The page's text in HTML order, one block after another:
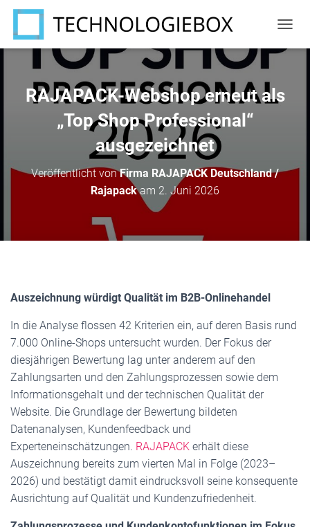
A
A
RAJAPACK-Webshop erneut als
„Top Shop Professional“
ausgezeichnet
Veröffentlicht vonFirma RAJAPACK Deutschland /
Rajapackam 2. Juni 2026
Auszeichnung würdigt Qualität im B2B-Onlinehandel
In die Analyse flossen 42 Kriterien ein, auf deren Basis rund
7.000 Online-Shops untersucht wurden. Der Fokus der
diesjährigen Bewertung lag unter anderem auf den
Zahlungsarten und den Zahlungsprozessen sowie dem
Informationsgehalt und der technischen Qualität der
Website. Die Grundlage der Bewertung bildeten
Datenanalysen, Kundenfeedback und
Experteneinschätzungen. RAJAPACK erhält diese
Auszeichnung bereits zum vierten Mal in Folge (2023–
2026) und bestätigt damit eindrucksvoll seine konsequente
Ausrichtung auf Qualität und Kundenzufriedenheit.